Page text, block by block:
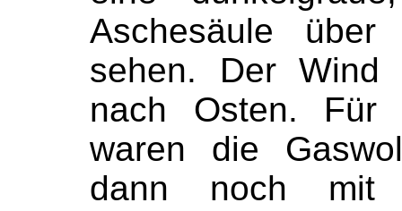
Aschesäule
sehen. Der
nach Osten. Für
waren die
dann noch mit